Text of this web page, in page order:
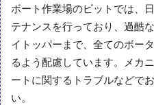
ボート作業場のピットでは、
テナンスを行っており、過酷
イトッパーまで、全てのボー
るよう配慮しています。メカ
ートに関するトラブルなどで
い。